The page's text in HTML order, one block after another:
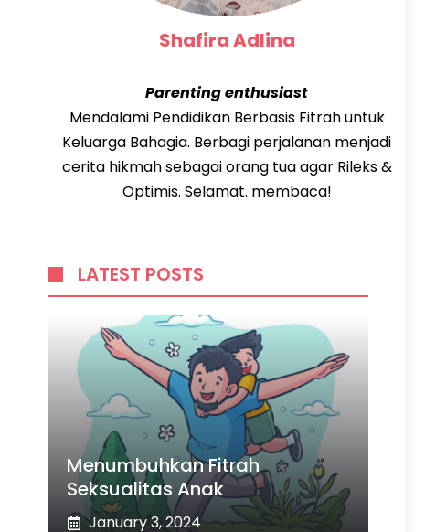
Shafira Adlina
Parenting enthusiast
Mendalami Pendidikan Berbasis Fitrah untuk
Keluarga Bahagia. Berbagi perjalanan menjadi
cerita hikmah sebagai orang tua agar Rileks &
Optimis. Selamat. membaca!
LATEST POSTS
Menumbuhkan Fitrah
Seksualitas Anak
January 3, 2024